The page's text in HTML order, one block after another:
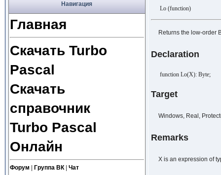
Навигация
Главная
Скачать Turbo
Pascal
Скачать
справочник
Turbo Pascal
Онлайн
Форум Группа ВК| Чат
Lo (function)
Returns the low-order
Declaration
function Lo(X): Byte;
Target
Windows, Real,
Remarks
X is an expression of